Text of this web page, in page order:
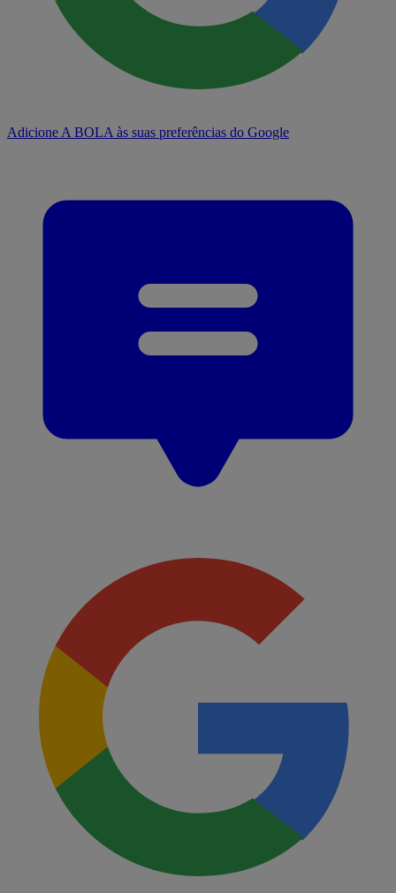
Adicione A BOLA às suas preferências do Google